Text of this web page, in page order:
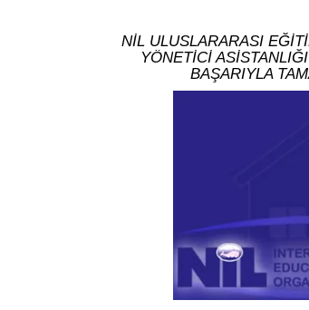
NİL ULUSLARARASI
YÖNETİCİ
BAŞARIYLA